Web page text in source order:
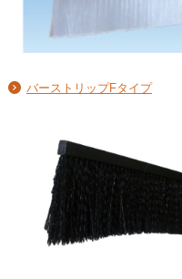
バーストリップFタイプ